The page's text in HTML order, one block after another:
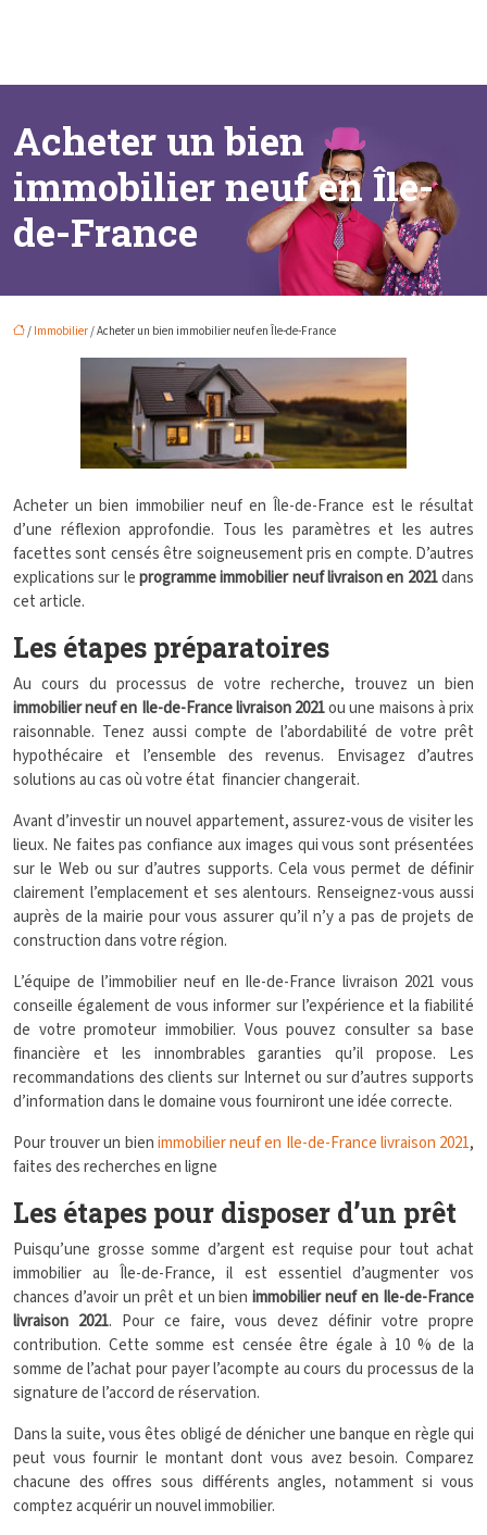
Acheter un bien
immobilier neuf en Île-
de-France
/ Immobilier/ Acheter un bien immobilier neuf en Île-de-France
Acheter un bien immobilier neuf en Île-de-France est le résultat
d’une réflexion approfondie. Tous les paramètres et les autres
facettes sont censés être soigneusement pris en compte. D’autres
explications sur leprogramme immobilier neuf livraison en 2021dans
cet article.
Les étapes préparatoires
Au cours du processus de votre recherche, trouvez un bien
immobilier neuf en Ile-de-France livraison 2021ou une maisons à prix
raisonnable. Tenez aussi compte de l’abordabilité de votre prêt
hypothécaire et l’ensemble des revenus. Envisagez d’autres
solutions au cas où votre état financier changerait.
Avant d’investir un nouvel appartement, assurez-vous de visiter les
lieux. Ne faites pas confiance aux images qui vous sont présentées
sur le Web ou sur d’autres supports. Cela vous permet de définir
clairement l’emplacement et ses alentours. Renseignez-vous aussi
auprès de la mairie pour vous assurer qu’il n’y a pas de projets de
construction dans votre région.
L’équipe de l’immobilier neuf en Ile-de-France livraison 2021 vous
conseille également de vous informer sur l’expérience et la fiabilité
de votre promoteur immobilier. Vous pouvez consulter sa base
financière et les innombrables garanties qu’il propose. Les
recommandations des clients sur Internet ou sur d’autres supports
d’information dans le domaine vous fourniront une idée correcte.
Pour trouver un bienimmobilier neuf en Ile-de-France livraison 2021,
faites des recherches en ligne
Les étapes pour disposer d’un prêt
Puisqu’une grosse somme d’argent est requise pour tout achat
immobilier au Île-de-France, il est essentiel d’augmenter vos
chances d’avoir un prêt et un bienimmobilier neuf en Ile-de-France
livraison 2021. Pour ce faire, vous devez définir votre propre
contribution. Cette somme est censée être égale à 10 % de la
somme de l’achat pour payer l’acompte au cours du processus de la
signature de l’accord de réservation.
Dans la suite, vous êtes obligé de dénicher une banque en règle qui
peut vous fournir le montant dont vous avez besoin. Comparez
chacune des offres sous différents angles, notamment si vous
comptez acquérir un nouvel immobilier.